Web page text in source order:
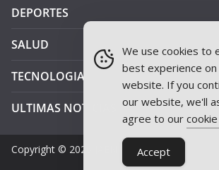
DEPORTES
SALUD
TECNOLOGIA
ULTIMAS NOTICIAS
Copyright © 2026 JAEN PLUS RADIO
We use cookies to
best experience
website. If you
our website, we'll
agree to our
Accept